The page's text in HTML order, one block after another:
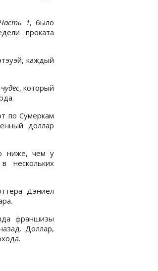
1, было
проката
каждый
, который
по Сумеркам
доллар
ниже, чем у
нескольких
Дэниел
франшизы
Доллар,